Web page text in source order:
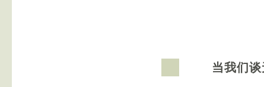
当我们